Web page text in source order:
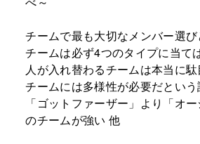
チームで最も大切なメンバー選び
チームは必ず4つのタイプに当て
人が入れ替わるチームは本当に駄
チームには多様性が必要だとい
「ゴットファーザー」より「オ
のチームが強い 他